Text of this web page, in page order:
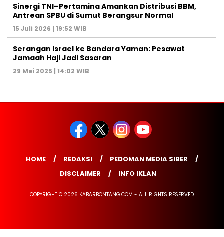
Sinergi TNI–Pertamina Amankan Distribusi BBM,
Antrean SPBU di Sumut Berangsur Normal
15 Juli 2026 | 19:52 WIB
Serangan Israel ke Bandara Yaman: Pesawat
Jamaah Haji Jadi Sasaran
29 Mei 2025 | 14:02 WIB
HOME REDAKSI
PEDOMAN MEDIA SIBER
DISCLAIMER
INFO IKLAN
COPYRIGHT © 2026 KABARBONTANG.COM - ALL RIGHTS RESERVED